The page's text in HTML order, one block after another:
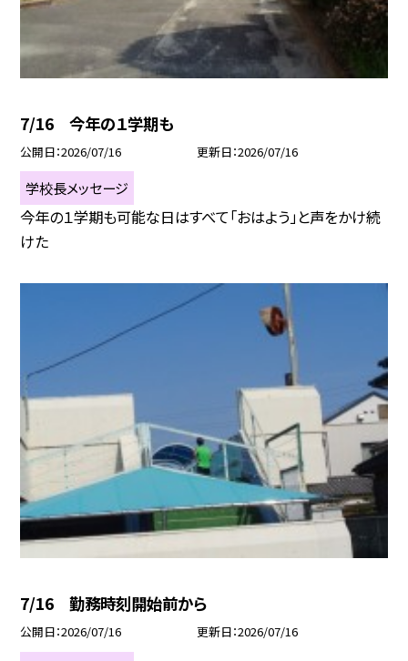
7/16 今年の１学期も
公開日 2026/07/16 更新日 2026/07/16
学校長メッセージ
今年の１学期も可能な日はすべて「おはよう」と声をかけ続
けた
7/16 勤務時刻開始前から
公開日 2026/07/16 更新日 2026/07/16